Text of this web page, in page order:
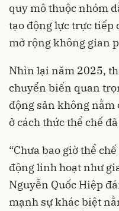
quy mô thuộc nhóm
tạo động lực trực tiếp
mở rộng không gian
Nhìn lại năm 2025,
chuyển biến quan
động sản không nằm
ở cách thức thể chế
“Chưa bao giờ thể
động linh hoạt như
Nguyễn Quốc Hiệp
mạnh sự khác biệt